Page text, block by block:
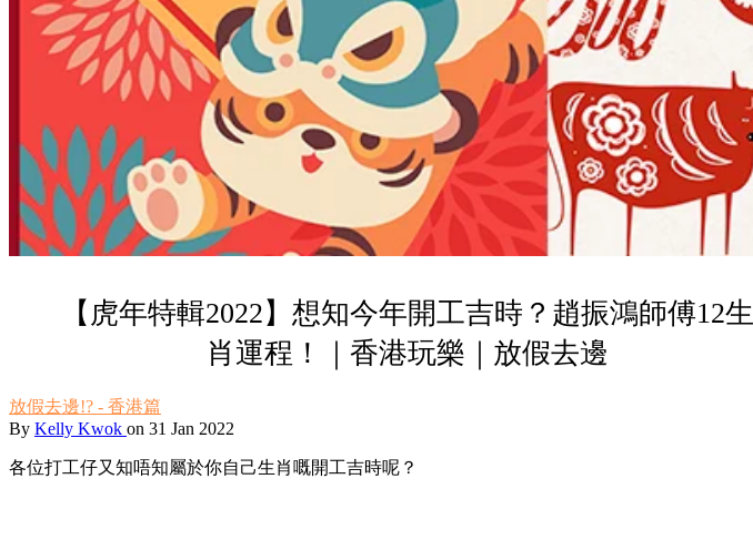
【虎年特輯2022】想知今年開工吉時？趙振鴻師傅12生
肖運程！｜香港玩樂｜放假去邊
放假去邊!? - 香港篇
By Kelly Kwok on 31 Jan 2022
各位打工仔又知唔知屬於你自己生肖嘅開工吉時呢？